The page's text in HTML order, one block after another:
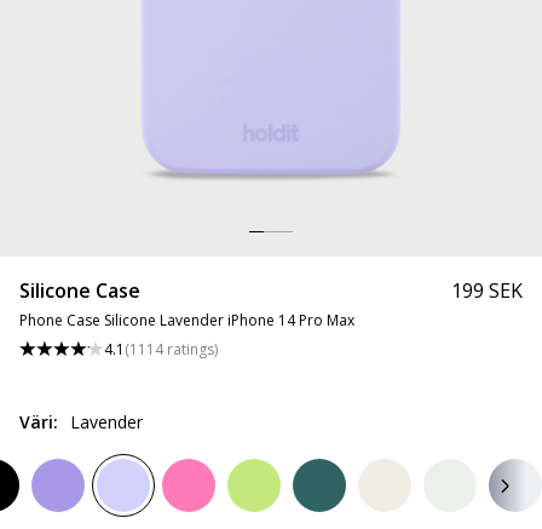
Silicone Case
Phone Case Silicone Lavender iPhone 14 Pro Max
4.1 (1114 ratings)
199 SEK
Väri: Lavender